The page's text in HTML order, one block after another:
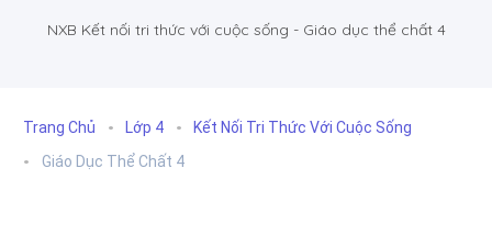
NXB Kết nối tri thức với cuộc sống - Giáo dục thể chất 4
Trang Chủ Lớp 4
Kết Nối Tri Thức Với Cuộc Sống
Giáo Dục Thể Chất 4